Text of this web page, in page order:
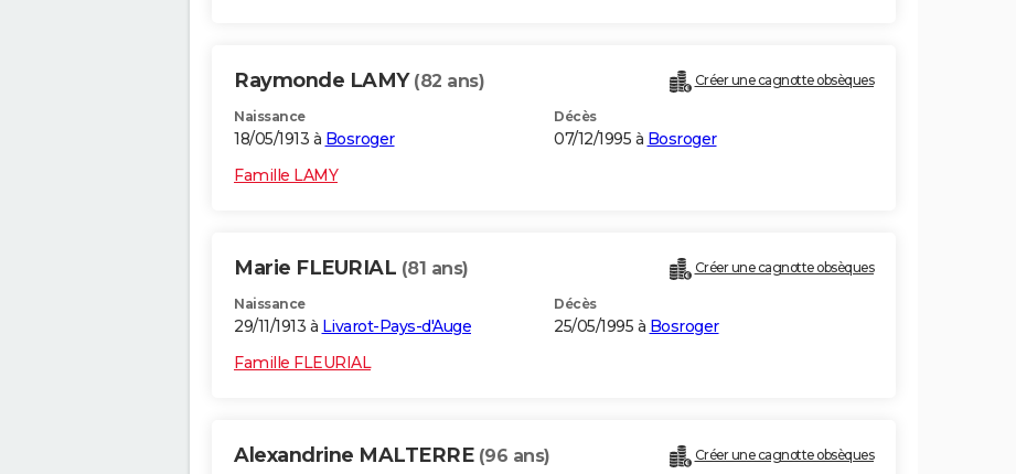
Raymonde LAMY (82 ans) Créer une cagnotte obsèques
Naissance
18/05/1913 à Bosroger
Décès
07/12/1995 à Bosroger
Famille LAMY
Marie FLEURIAL (81 ans) Créer une cagnotte obsèques
Naissance
29/11/1913 à Livarot-Pays-d'Auge
Décès
25/05/1995 à Bosroger
Famille FLEURIAL
Alexandrine MALTERRE (96 ans) Créer une cagnotte obsèques